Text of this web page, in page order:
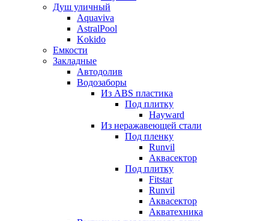
Душ уличный
Aquaviva
AstralPool
Kokido
Емкости
Закладные
Автодолив
Водозаборы
Из ABS пластика
Под плитку
Hayward
Из неражавеющей стали
Под пленку
Runvil
Аквасектор
Под плитку
Fitstar
Runvil
Аквасектор
Акватехника